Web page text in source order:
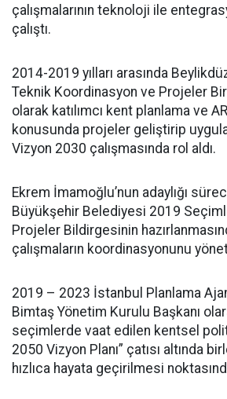
çalışmalarının teknoloji ile
çalıştı.
2014-2019 yılları arasında
Teknik Koordinasyon ve Projeler
olarak katılımcı kent planlama ve
konusunda projeler geliştirip
Vizyon 2030 çalışmasında rol aldı.
Ekrem İmamoğlu’nun adaylığı
Büyükşehir Belediyesi 2019
Projeler Bildirgesinin
çalışmaların koordinasyonunu
2019 – 2023 İstanbul Planlama
Bimtaş Yönetim Kurulu Başkanı
seçimlerde vaat edilen kentsel
2050 Vizyon Planı” çatısı altında
hızlıca hayata geçirilmesi